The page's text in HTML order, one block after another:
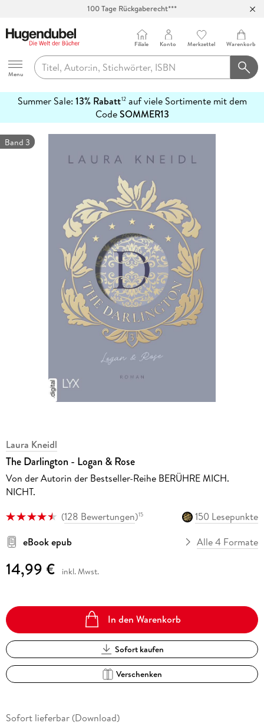
100 Tage Rückgaberecht***
Hugendubel
Menu
Filiale Konto Merkzettel Warenkorb
Summer Sale: 13% Rabatt12auf viele Sortimente mit dem
CodeSOMMER13
erfahren
Band 3
Laura Kneidl
The Darlington - Logan & Rose
Von der Autorin der Bestseller-Reihe BERÜHRE MICH.
NICHT.
(128 Bewertungen)15
150 Lesepunkte
eBook epub
Alle 4 Formate
14,99 € inkl. Mwst.
In den Warenkorb
Sofort kaufen
Verschenken
Sofort lieferbar (Download)